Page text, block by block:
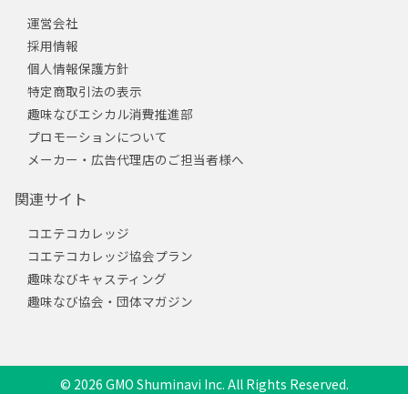
運営会社
採用情報
個人情報保護方針
特定商取引法の表示
趣味なびエシカル消費推進部
プロモーションについて
メーカー・広告代理店のご担当者様へ
関連サイト
コエテコカレッジ
コエテコカレッジ協会プラン
趣味なびキャスティング
趣味なび協会・団体マガジン
© 2026 GMO Shuminavi Inc. All Rights Reserved.